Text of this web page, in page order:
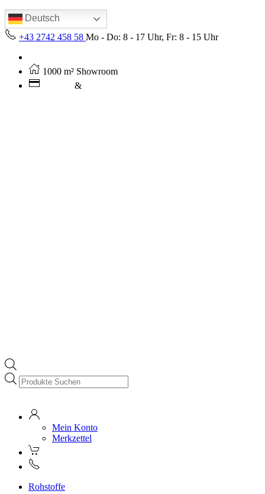
Deutsch
+43 2742 458 58 Mo - Do: 8 - 17 Uhr, Fr: 8 - 15 Uhr
1000 m² Showroom
&
Products
search
Mein Konto
Merkzettel
Rohstoffe